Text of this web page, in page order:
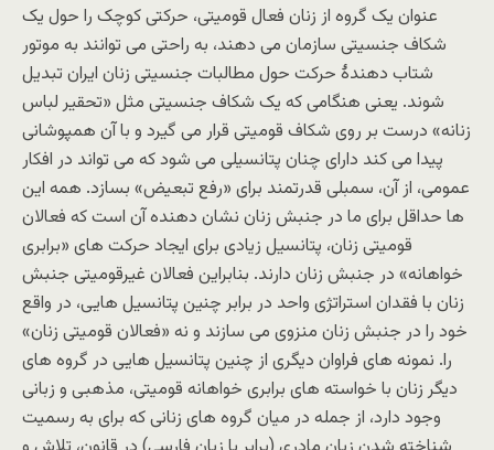
عنوان یک گروه از زنان فعال قومیتی، حرکتی کوچک را حول یک
شکاف جنسیتی سازمان می دهند، به راحتی می توانند به موتور
شتاب دهندۀ حرکت حول مطالبات جنسیتی زنان ایران تبدیل
شوند. یعنی هنگامی که یک شکاف جنسیتی مثل «تحقیر لباس
زنانه» درست بر روی شکاف قومیتی قرار می گیرد و با آن همپوشانی
پیدا می کند دارای چنان پتانسیلی می شود که می تواند در افکار
عمومی، از آن، سمبلی قدرتمند برای «رفع تبعیض» بسازد. همه این
ها حداقل برای ما در جنبش زنان نشان دهنده آن است که فعالان
قومیتی زنان، پتانسیل زیادی برای ایجاد حرکت های «برابری
خواهانه» در جنبش زنان دارند. بنابراین فعالان غیرقومیتی جنبش
زنان با فقدان استراتژی واحد در برابر چنین پتانسیل هایی، در واقع
خود را در جنبش زنان منزوی می سازند و نه «فعالان قومیتی زنان»
را. نمونه های فراوان دیگری از چنین پتانسیل هایی در گروه های
دیگر زنان با خواسته های برابری خواهانه قومیتی، مذهبی و زبانی
وجود دارد، از جمله در میان گروه های زنانی که برای به رسمیت